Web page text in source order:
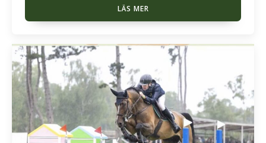
LÄS MER